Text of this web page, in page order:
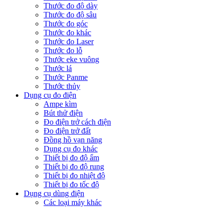
Thước đo độ dày
Thước đo độ sâu
Thước đo góc
Thước đo khác
Thước đo Laser
Thước đo lỗ
Thước eke vuông
Thước lá
Thước Panme
Thước thủy
Dụng cụ đo điện
Ampe kìm
Bút thử điện
Đo điện trở cách điện
Đo điện trở đất
Đồng hồ vạn năng
Dụng cụ đo khác
Thiết bị đo độ ẩm
Thiết bị đo độ rung
Thiết bị đo nhiệt độ
Thiết bị đo tốc độ
Dụng cụ dùng điện
Các loại máy khác